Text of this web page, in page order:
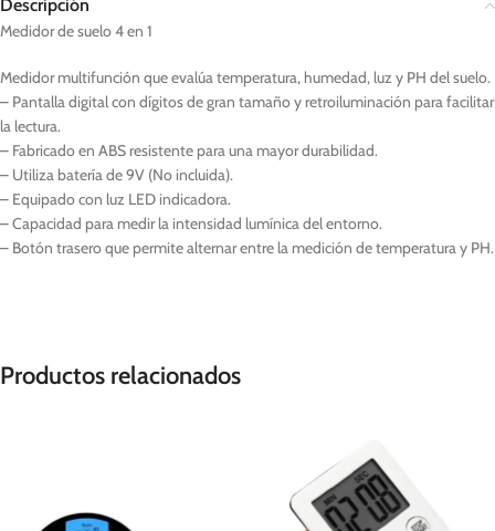
Descripción
Medidor de suelo 4 en 1
Medidor multifunción que evalúa temperatura, humedad, luz y PH del suelo.
– Pantalla digital con dígitos de gran tamaño y retroiluminación para facilitar
la lectura.
– Fabricado en ABS resistente para una mayor durabilidad.
– Utiliza batería de 9V (No incluida).
– Equipado con luz LED indicadora.
– Capacidad para medir la intensidad lumínica del entorno.
– Botón trasero que permite alternar entre la medición de temperatura y PH.
Productos relacionados